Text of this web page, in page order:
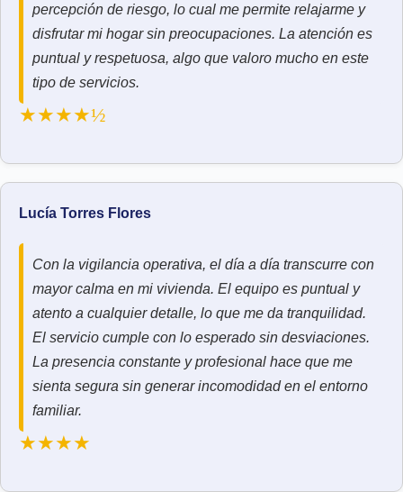
percepción de riesgo, lo cual me permite relajarme y
disfrutar mi hogar sin preocupaciones. La atención es
puntual y respetuosa, algo que valoro mucho en este
tipo de servicios.
★★★★½
Lucía Torres Flores
Con la vigilancia operativa, el día a día transcurre con
mayor calma en mi vivienda. El equipo es puntual y
atento a cualquier detalle, lo que me da tranquilidad.
El servicio cumple con lo esperado sin desviaciones.
La presencia constante y profesional hace que me
sienta segura sin generar incomodidad en el entorno
familiar.
★★★★